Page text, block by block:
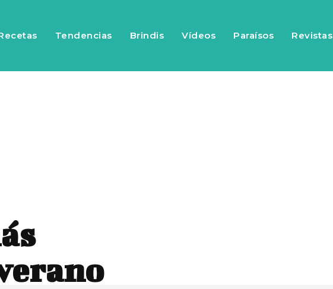
Tendencias Brindis Vídeos Paraísos Revistas